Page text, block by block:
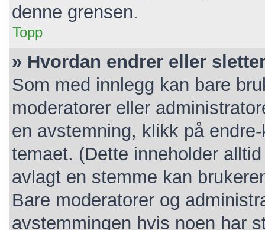
denne grensen.
Topp
» Hvordan endrer eller
Som med innlegg kan bare
moderatorer eller
en avstemning, klikk på
temaet. (Dette inneholder
avlagt en stemme kan
Bare moderatorer og
avstemmingen hvis noen har